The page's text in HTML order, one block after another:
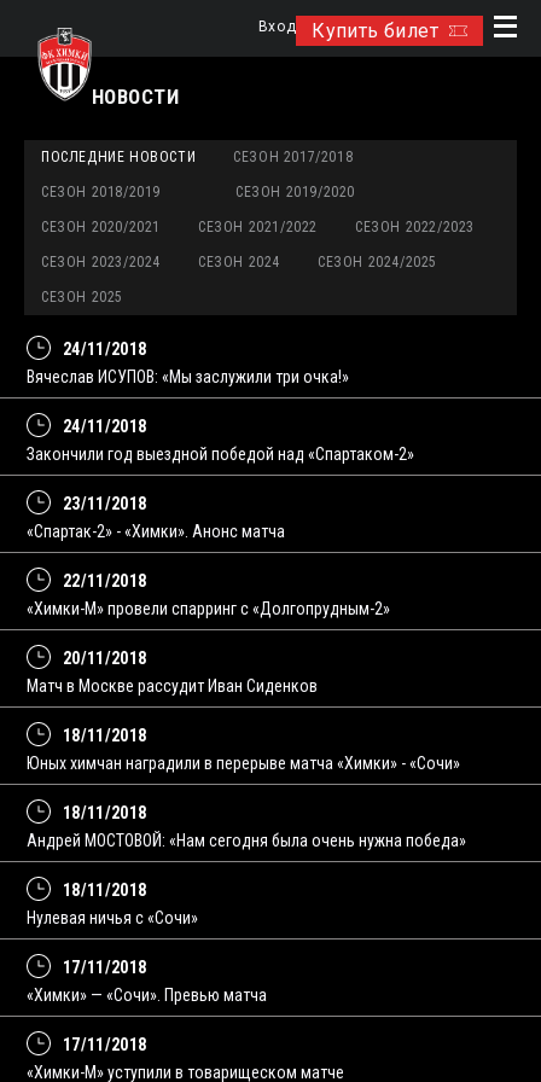
Купить билет
Вход
НОВОСТИ
ПОСЛЕДНИЕ НОВОСТИ СЕЗОН 2017/2018
СЕЗОН 2018/2019 СЕЗОН 2019/2020
СЕЗОН 2020/2021 СЕЗОН 2021/2022 СЕЗОН 2022/2023
СЕЗОН 2023/2024 СЕЗОН 2024 СЕЗОН 2024/2025
СЕЗОН 2025
24/11/2018
Вячеслав ИСУПОВ: «Мы заслужили три очка!»
24/11/2018
Закончили год выездной победой над «Спартаком-2»
23/11/2018
«Спартак-2» - «Химки». Анонс матча
22/11/2018
«Химки-М» провели спарринг с «Долгопрудным-2»
20/11/2018
Матч в Москве рассудит Иван Сиденков
18/11/2018
Юных химчан наградили в перерыве матча «Химки» - «Сочи»
18/11/2018
Андрей МОСТОВОЙ: «Нам сегодня была очень нужна победа»
18/11/2018
Нулевая ничья с «Сочи»
17/11/2018
«Химки» — «Сочи». Превью матча
17/11/2018
«Химки-М» уступили в товарищеском матче